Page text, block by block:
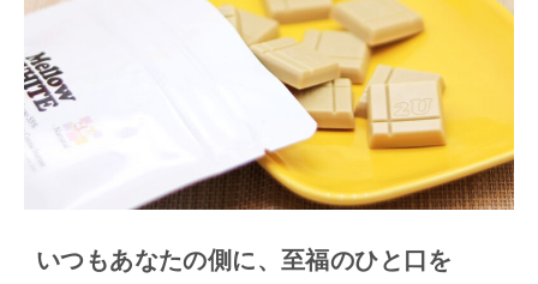
いつもあなたの側に、至福のひと口を